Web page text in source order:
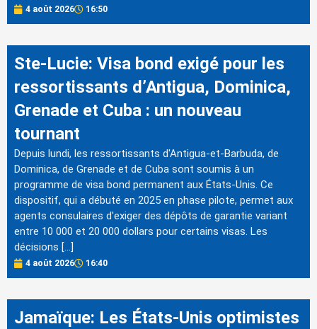
4 août 2026 16:50
Ste-Lucie: Visa bond exigé pour les
ressortissants d’Antigua, Dominica,
Grenade et Cuba : un nouveau
tournant
Depuis lundi, les ressortissants d'Antigua-et-Barbuda, de
Dominica, de Grenade et de Cuba sont soumis à un
programme de visa bond permanent aux États-Unis. Ce
dispositif, qui a débuté en 2025 en phase pilote, permet aux
agents consulaires d'exiger des dépôts de garantie variant
entre 10 000 et 20 000 dollars pour certains visas. Les
décisions […]
4 août 2026 16:40
Jamaïque: Les États-Unis optimistes